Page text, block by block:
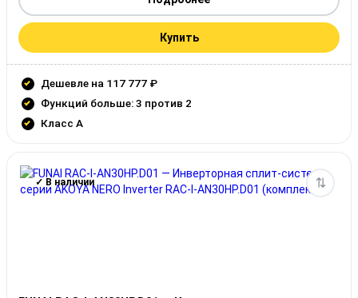
Купить
Дешевле на 117 777 ₽
Функций больше: 3 против 2
Класс A
✓ В наличии